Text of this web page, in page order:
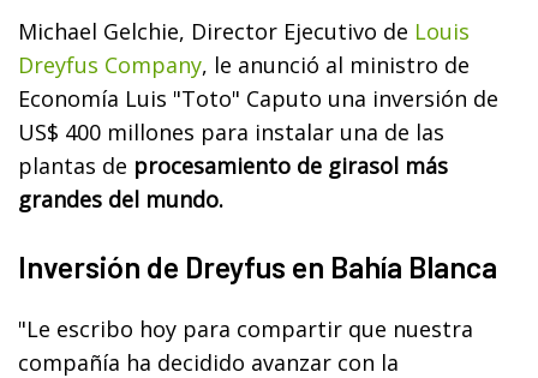
Michael Gelchie, Director Ejecutivo de Louis
Dreyfus Company, le anunció al ministro de
Economía Luis "Toto" Caputo una inversión de
US$ 400 millones para instalar una de las
plantas de procesamiento de girasol más
grandes del mundo.
Inversión de Dreyfus en Bahía Blanca
"Le escribo hoy para compartir que nuestra
compañía ha decidido avanzar con la